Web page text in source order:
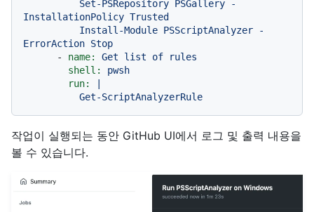
InstallationPolicy Trusted
-
name: Get list of
rules
shell:
pwsh
run:
작업이 실행되는 동안 GitHub UI에서 로그 및 출력 내용을
볼 수 있습니다.